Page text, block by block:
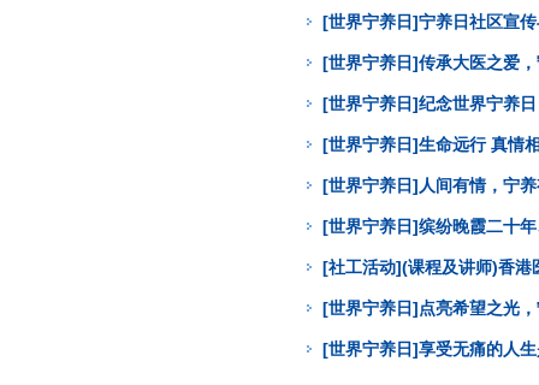
[世界宁养日]宁养日社区宣
[世界宁养日]传承大医之爱
[世界宁养日]纪念世界宁养
[世界宁养日]生命远行 真情
[世界宁养日]人间有情，宁
[世界宁养日]缤纷晚霞二十
[社工活动](课程及讲师)香
[世界宁养日]点亮希望之光
[世界宁养日]享受无痛的人